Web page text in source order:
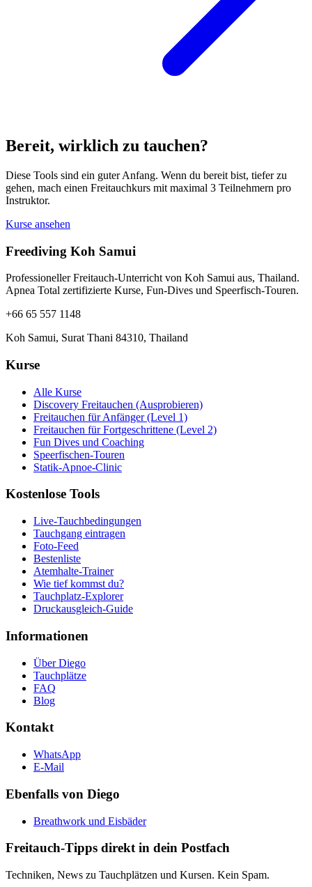
Bereit, wirklich zu tauchen?
Diese Tools sind ein guter Anfang. Wenn du bereit bist, tiefer zu
gehen, mach einen Freitauchkurs mit maximal 3 Teilnehmern pro
Instruktor.
Kurse ansehen
Freediving Koh Samui
Professioneller Freitauch-Unterricht von Koh Samui aus, Thailand.
Apnea Total zertifizierte Kurse, Fun-Dives und Speerfisch-Touren.
+66 65 557 1148
Koh Samui, Surat Thani 84310, Thailand
Kurse
Alle Kurse
Discovery Freitauchen (Ausprobieren)
Freitauchen für Anfänger (Level 1)
Freitauchen für Fortgeschrittene (Level 2)
Fun Dives und Coaching
Speerfischen-Touren
Statik-Apnoe-Clinic
Kostenlose Tools
Live-Tauchbedingungen
Tauchgang eintragen
Foto-Feed
Bestenliste
Atemhalte-Trainer
Wie tief kommst du?
Tauchplatz-Explorer
Druckausgleich-Guide
Informationen
Über Diego
Tauchplätze
FAQ
Blog
Kontakt
WhatsApp
E-Mail
Ebenfalls von Diego
Breathwork und Eisbäder
Freitauch-Tipps direkt in dein Postfach
Techniken, News zu Tauchplätzen und Kursen. Kein Spam.